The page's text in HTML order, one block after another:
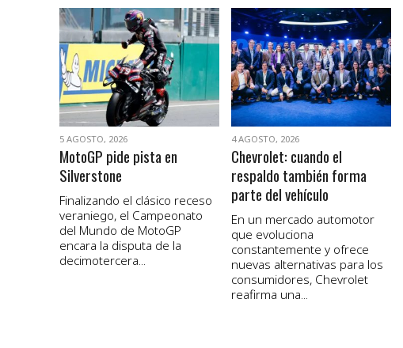
VER NOTA
5 AGOSTO, 2026
MotoGP pide pista en
Silverstone
Finalizando el clásico receso
veraniego, el Campeonato
del Mundo de MotoGP
encara la disputa de la
decimotercera...
VER NOTA
4 AGOSTO, 2026
Chevrolet: cuando el
respaldo también forma
parte del vehículo
En un mercado automotor
que evoluciona
constantemente y ofrece
nuevas alternativas para los
consumidores, Chevrolet
reafirma una...